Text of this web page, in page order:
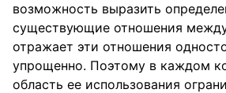
возможность выразить
существующие отношения
отражает эти отношения
упрощенно. Поэтому в каждом
область ее использования